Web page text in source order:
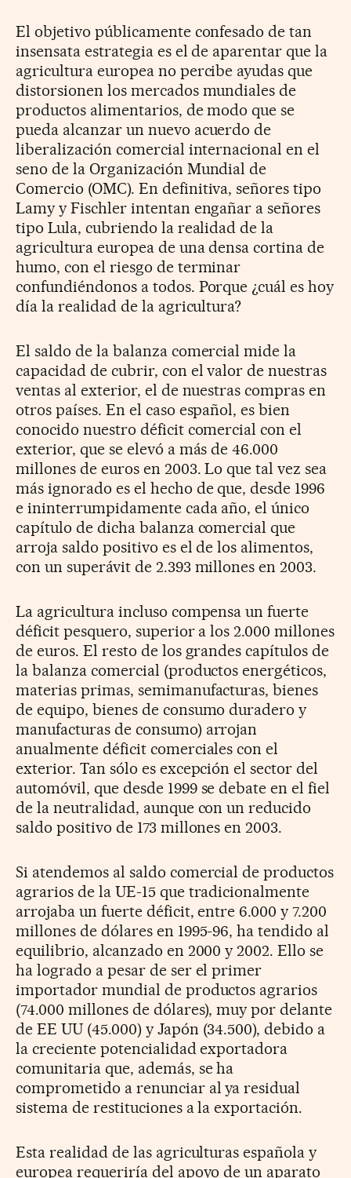
El objetivo públicamente confesado de tan
insensata estrategia es el de aparentar que la
agricultura europea no percibe ayudas que
distorsionen los mercados mundiales de
productos alimentarios, de modo que se
pueda alcanzar un nuevo acuerdo de
liberalización comercial internacional en el
seno de la Organización Mundial de
Comercio (OMC). En definitiva, señores tipo
Lamy y Fischler intentan engañar a señores
tipo Lula, cubriendo la realidad de la
agricultura europea de una densa cortina de
humo, con el riesgo de terminar
confundiéndonos a todos. Porque ¿cuál es hoy
día la realidad de la agricultura?
El saldo de la balanza comercial mide la
capacidad de cubrir, con el valor de nuestras
ventas al exterior, el de nuestras compras en
otros países. En el caso español, es bien
conocido nuestro déficit comercial con el
exterior, que se elevó a más de 46.000
millones de euros en 2003. Lo que tal vez sea
más ignorado es el hecho de que, desde 1996
e ininterrumpidamente cada año, el único
capítulo de dicha balanza comercial que
arroja saldo positivo es el de los alimentos,
con un superávit de 2.393 millones en 2003.
La agricultura incluso compensa un fuerte
déficit pesquero, superior a los 2.000 millones
de euros. El resto de los grandes capítulos de
la balanza comercial (productos energéticos,
materias primas, semimanufacturas, bienes
de equipo, bienes de consumo duradero y
manufacturas de consumo) arrojan
anualmente déficit comerciales con el
exterior. Tan sólo es excepción el sector del
automóvil, que desde 1999 se debate en el fiel
de la neutralidad, aunque con un reducido
saldo positivo de 173 millones en 2003.
Si atendemos al saldo comercial de productos
agrarios de la UE-15 que tradicionalmente
arrojaba un fuerte déficit, entre 6.000 y 7.200
millones de dólares en 1995-96, ha tendido al
equilibrio, alcanzado en 2000 y 2002. Ello se
ha logrado a pesar de ser el primer
importador mundial de productos agrarios
(74.000 millones de dólares), muy por delante
de EE UU (45.000) y Japón (34.500), debido a
la creciente potencialidad exportadora
comunitaria que, además, se ha
comprometido a renunciar al ya residual
sistema de restituciones a la exportación.
Esta realidad de las agriculturas española y
europea requeriría del apoyo de un aparato